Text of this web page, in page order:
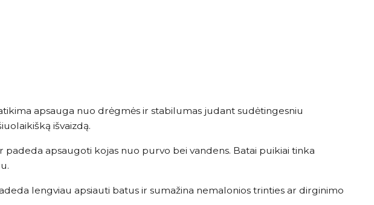
apsauga nuo drėgmės ir stabilumas judant sudėtingesniu
išvaizdą.
apsaugoti kojas nuo purvo bei vandens. Batai puikiai tinka
lengviau apsiauti batus ir sumažina nemalonios trinties ar dirginimo